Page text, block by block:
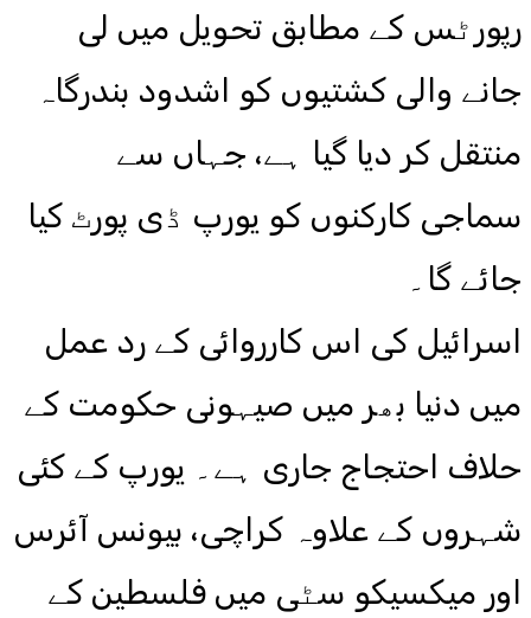
رپورٹس کے مطابق تحویل میں لی
جانے والی کشتیوں کو اشدود بندرگاہ
منتقل کر دیا گیا ہے، جہاں سے
سماجی کارکنوں کو یورپ ڈی پورٹ کیا
جائے گا۔
اسرائیل کی اس کارروائی کے رد عمل
میں دنیا بھر میں صیہونی حکومت کے
حلاف احتجاج جاری ہے۔ یورپ کے کئی
شہروں کے علاوہ کراچی، بیونس آئرس
اور میکسیکو سٹی میں فلسطین کے